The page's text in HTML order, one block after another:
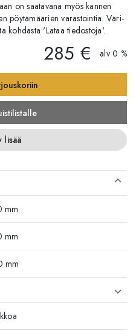
on saatavana myös kannen
pöytämäärien varastointia. Väri-
kohdasta 'Lataa tiedostoja'.
285 € alv 0 %
lisää
mm
mm
mm